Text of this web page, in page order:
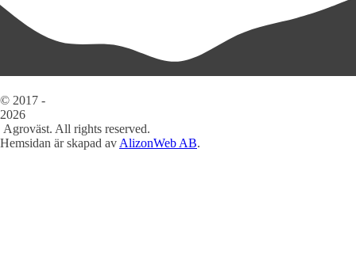
© 2017 -
2026
Agroväst. All rights reserved.
Hemsidan är skapad av AlizonWeb AB.